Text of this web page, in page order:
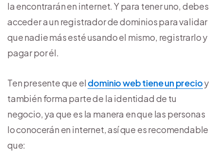
la encontrarán en internet. Y para tener uno, debes
acceder a un registrador de dominios para validar
que nadie más esté usando el mismo, registrarlo y
pagar por él.
Ten presente que el dominio web tiene un precioy
también forma parte de la identidad de tu
negocio, ya que es la manera en que las personas
lo conocerán en internet, así que es recomendable
que: